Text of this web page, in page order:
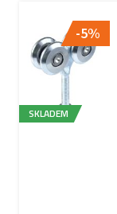
-5%
SKLADEM